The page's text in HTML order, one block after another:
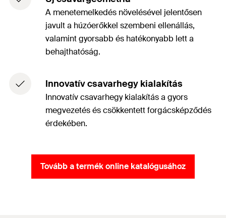
A menetemelkedés növelésével jelentősen
javult a húzóerőkkel szembeni ellenállás,
valamint gyorsabb és hatékonyabb lett a
behajthatóság.
Innovatív csavarhegy kialakítás
Innovatív csavarhegy kialakítás a gyors
megvezetés és csökkentett forgácsképződés
érdekében.
Tovább a termék online katalógusához